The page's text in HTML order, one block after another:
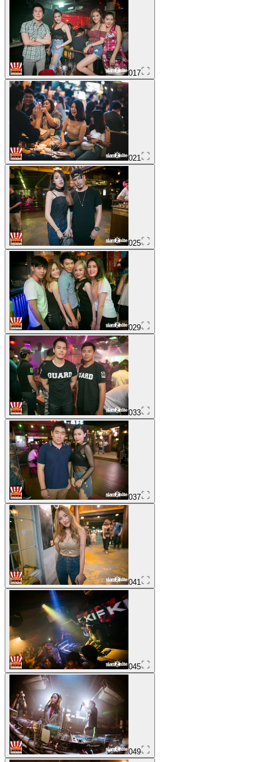
017
021
025
029
033
037
041
045
049